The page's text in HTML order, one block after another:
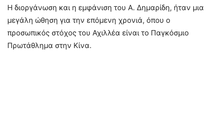
Η διοργάνωση και η εμφάνιση του Α. Δημαρίδη, ήταν μια
μεγάλη ώθηση για την επόμενη χρονιά, όπου ο
προσωπικός στόχος του Αχιλλέα είναι το Παγκόσμιο
Πρωτάθλημα στην Κίνα.